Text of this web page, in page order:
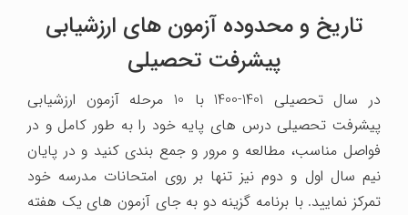
تاریخ و محدوده آزمون های ارزشیابی
پیشرفت تحصیلی
در سال تحصیلی 1401-1400 با 10 مرحله آزمون ارزشیابی
پیشرفت تحصیلی درس های پایه خود را به طور کامل و در
فواصل مناسب، مطالعه و مرور و جمع بندی کنید و در پایان
نیم سال اول و دوم نیز تنها بر روی امتحانات مدرسه خود
تمرکز نمایید. با برنامه گزینه دو به جای آزمون های یک هفته